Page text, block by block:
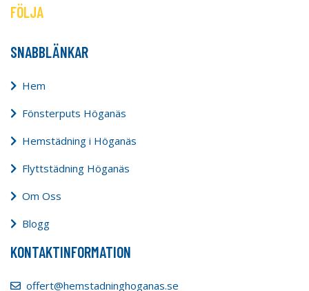
FÖLJA
SNABBLÄNKAR
Hem
Fönsterputs Höganäs
Hemstädning i Höganäs
Flyttstädning Höganäs
Om Oss
Blogg
KONTAKTINFORMATION
offert@hemstadninghoganas.se